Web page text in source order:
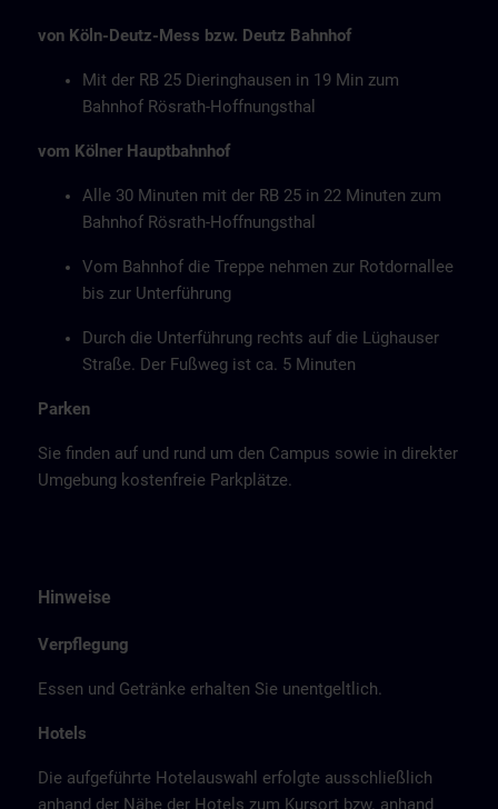
von Köln-Deutz-Mess bzw. Deutz Bahnhof
Mit der RB 25 Dieringhausen in 19 Min zum
Bahnhof Rösrath-Hoffnungsthal
vom Kölner Hauptbahnhof
Alle 30 Minuten mit der RB 25 in 22 Minuten zum
Bahnhof Rösrath-Hoffnungsthal
Vom Bahnhof die Treppe nehmen zur Rotdornallee
bis zur Unterführung
Durch die Unterführung rechts auf die Lüghauser
Straße. Der Fußweg ist ca. 5 Minuten
Parken
Sie finden auf und rund um den Campus sowie in direkter
Umgebung kostenfreie Parkplätze.
Hinweise
Verpflegung
Essen und Getränke erhalten Sie unentgeltlich.
Hotels
Die aufgeführte Hotelauswahl erfolgte ausschließlich
anhand der Nähe der Hotels zum Kursort bzw. anhand